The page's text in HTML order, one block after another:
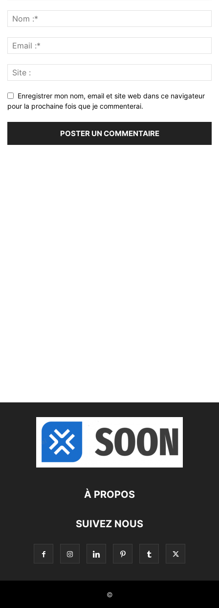
Enregistrer mon nom, email et site web dans ce navigateur
pour la prochaine fois que je commenterai.
À PROPOS
SUIVEZ NOUS
©